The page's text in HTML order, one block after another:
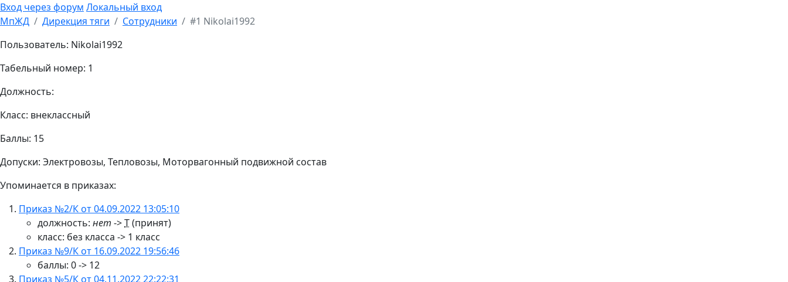
Вход через форум Локальный вход
МпЖД
Дирекция тяги Сотрудники
#1 Nikolai1992
Пользователь: Nikolai1992
Табельный номер: 1
Должность:
Класс: внеклассный
Баллы: 15
Допуски: Электровозы, Тепловозы, Моторвагонный подвижной состав
Упоминается в приказах:
Приказ №2/К от 04.09.2022 13:05:10
должность: нет ->Т(принят)
класс: без класса -> 1 класс
Приказ №9/К от 16.09.2022 19:56:46
баллы: 0 -> 12
Приказ №5/К от 04.11.2022 22:22:31